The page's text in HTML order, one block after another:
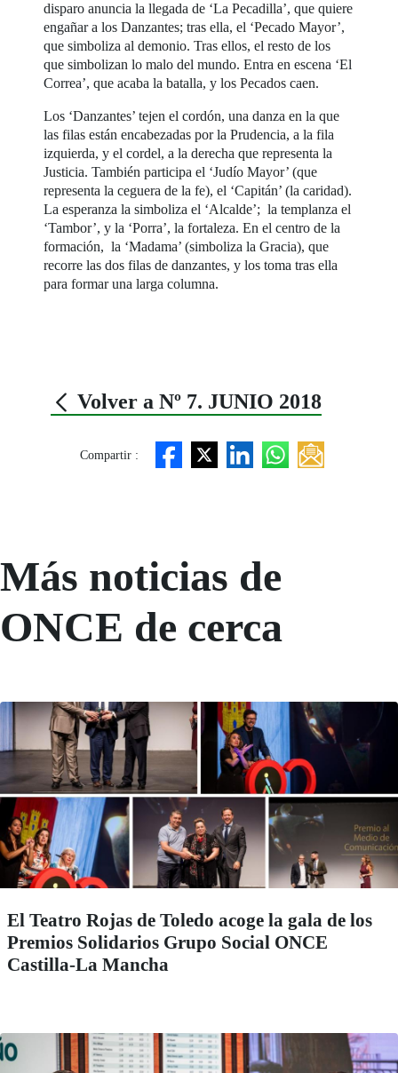
disparo anuncia la llegada de ‘La Pecadilla’, que quiere
engañar a los Danzantes; tras ella, el ‘Pecado Mayor’,
que simboliza al demonio. Tras ellos, el resto de los
que simbolizan lo malo del mundo. Entra en escena ‘El
Correa’, que acaba la batalla, y los Pecados caen.
Los ‘Danzantes’ tejen el cordón, una danza en la que
las filas están encabezadas por la Prudencia, a la fila
izquierda, y el cordel, a la derecha que representa la
Justicia. También participa el ‘Judío Mayor’ (que
representa la ceguera de la fe), el ‘Capitán’ (la caridad).
La esperanza la simboliza el ‘Alcalde’; la templanza el
‘Tambor’, y la ‘Porra’, la fortaleza. En el centro de la
formación, la ‘Madama’ (simboliza la Gracia), que
recorre las dos filas de danzantes, y los toma tras ella
para formar una larga columna.
Volver a Nº 7. JUNIO 2018
Compartir :
Más noticias de
ONCE de cerca
El Teatro Rojas de Toledo acoge la gala de los
Premios Solidarios Grupo Social ONCE
Castilla-La Mancha